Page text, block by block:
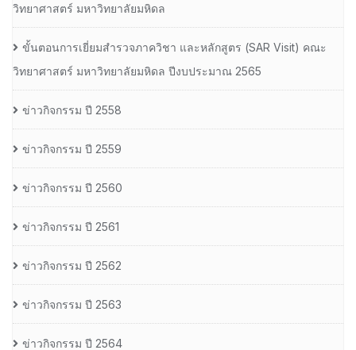
วิทยาศาสตร์ มหาวิทยาลัยมหิดล
ขั้นตอนการเยี่ยมสำรวจภาควิชา และหลักสูตร (SAR Visit) คณะ
วิทยาศาสตร์ มหาวิทยาลัยมหิดล ปีงบประมาณ 2565
ข่าวกิจกรรม ปี 2558
ข่าวกิจกรรม ปี 2559
ข่าวกิจกรรม ปี 2560
ข่าวกิจกรรม ปี 2561
ข่าวกิจกรรม ปี 2562
ข่าวกิจกรรม ปี 2563
ข่าวกิจกรรม ปี 2564